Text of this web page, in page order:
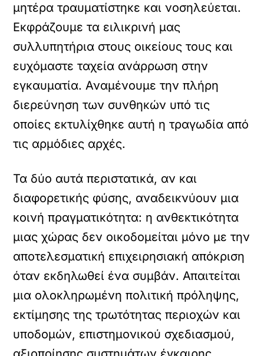
μητέρα τραυματίστηκε και νοσηλεύεται.
Εκφράζουμε τα ειλικρινή μας
συλλυπητήρια στους οικείους τους και
ευχόμαστε ταχεία ανάρρωση στην
εγκαυματία. Αναμένουμε την πλήρη
διερεύνηση των συνθηκών υπό τις
οποίες εκτυλίχθηκε αυτή η τραγωδία από
τις αρμόδιες αρχές.
Τα δύο αυτά περιστατικά, αν και
διαφορετικής φύσης, αναδεικνύουν μια
κοινή πραγματικότητα: η ανθεκτικότητα
μιας χώρας δεν οικοδομείται μόνο με την
αποτελεσματική επιχειρησιακή απόκριση
όταν εκδηλωθεί ένα συμβάν. Απαιτείται
μια ολοκληρωμένη πολιτική πρόληψης,
εκτίμησης της τρωτότητας περιοχών και
υποδομών, επιστημονικού σχεδιασμού,